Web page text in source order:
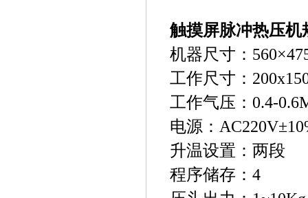
触摸屏脉冲热压机
机器尺寸：
工作尺寸：
工作气压：0.4-
电源：
升温设置：两段
程序储存：4